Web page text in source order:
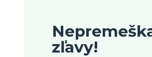
zľavy!